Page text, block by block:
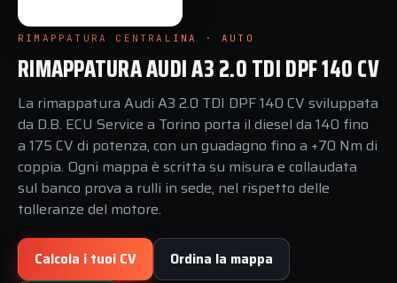
RIMAPPATURA CENTRALINA · AUTO
RIMAPPATURA AUDI A3 2.0 TDI DPF 140 CV
La rimappatura Audi A3 2.0 TDI DPF 140 CV sviluppata
da D.B. ECU Service a Torino porta il diesel da 140 fino
a 175 CV di potenza, con un guadagno fino a +70 Nm di
coppia. Ogni mappa è scritta su misura e collaudata
sul banco prova a rulli in sede, nel rispetto delle
tolleranze del motore.
Calcola i tuoi CV Ordina la mappa